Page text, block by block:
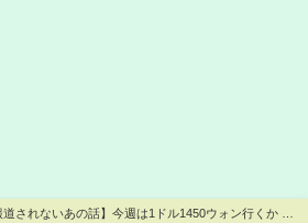
道されないあの話】今週は1ドル1450ウォン行くか 韓